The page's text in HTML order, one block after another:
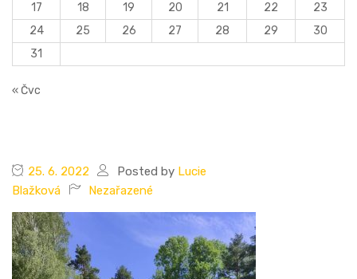
17
18 19 20 21 22
23
24
25 26 27 28 29
30
31
« Čvc
25. 6. 2022 Posted by Lucie
Blažková
Nezařazené